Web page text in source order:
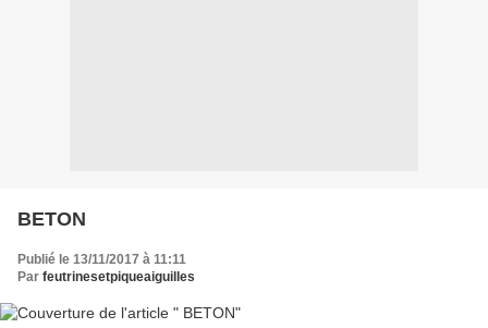
BETON
Publié le 13/11/2017 à 11:11
Par feutrinesetpiqueaiguilles